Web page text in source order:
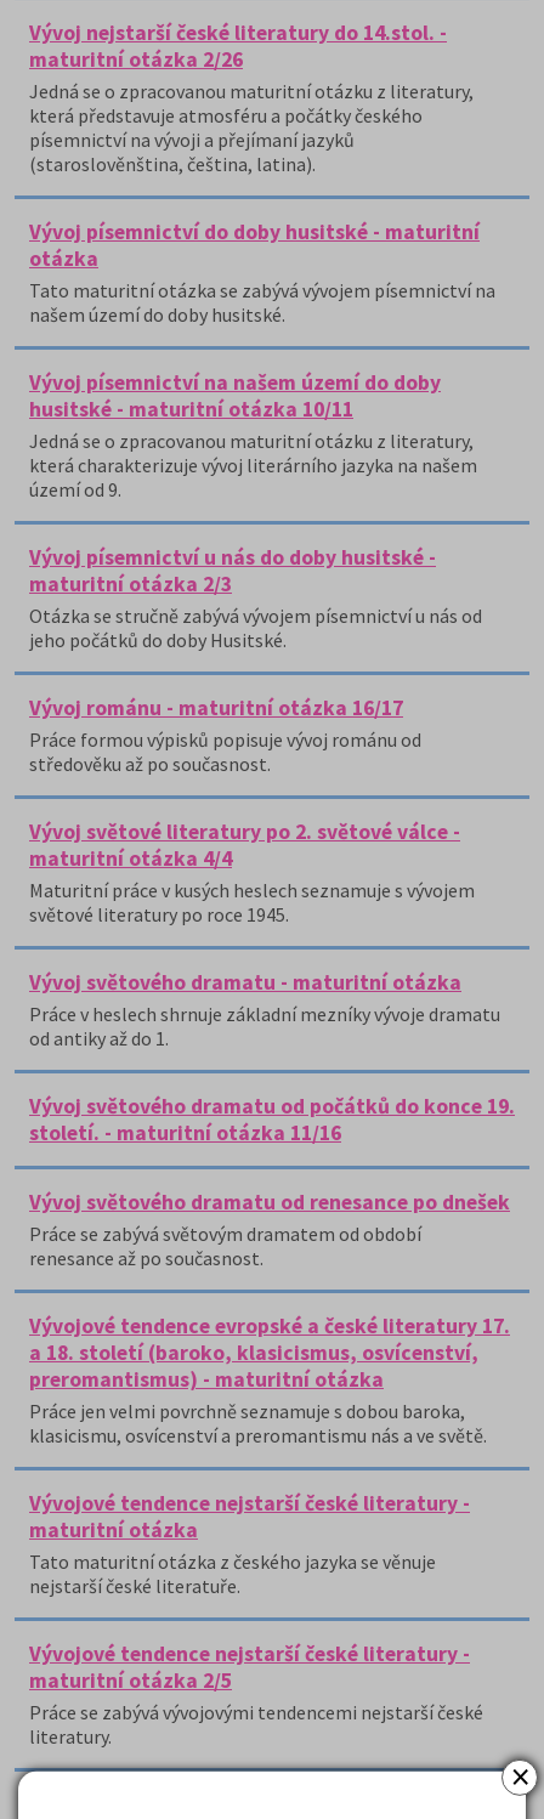
×
Vývoj nejstarší české literatury do 14.stol. -
maturitní otázka 2/26
Jedná se o zpracovanou maturitní otázku z literatury,
která představuje atmosféru a počátky českého
písemnictví na vývoji a přejímaní jazyků
(staroslověnština, čeština, latina).
Vývoj písemnictví do doby husitské - maturitní
otázka
Tato maturitní otázka se zabývá vývojem písemnictví na
našem území do doby husitské.
Vývoj písemnictví na našem území do doby
husitské - maturitní otázka 10/11
Jedná se o zpracovanou maturitní otázku z literatury,
která charakterizuje vývoj literárního jazyka na našem
území od 9.
Vývoj písemnictví u nás do doby husitské -
maturitní otázka 2/3
Otázka se stručně zabývá vývojem písemnictví u nás od
jeho počátků do doby Husitské.
Vývoj románu - maturitní otázka 16/17
Práce formou výpisků popisuje vývoj románu od
středověku až po současnost.
Vývoj světové literatury po 2. světové válce -
maturitní otázka 4/4
Maturitní práce v kusých heslech seznamuje s vývojem
světové literatury po roce 1945.
Vývoj světového dramatu - maturitní otázka
Práce v heslech shrnuje základní mezníky vývoje dramatu
od antiky až do 1.
Vývoj světového dramatu od počátků do konce 19.
století. - maturitní otázka 11/16
Vývoj světového dramatu od renesance po dnešek
Práce se zabývá světovým dramatem od období
renesance až po současnost.
Vývojové tendence evropské a české literatury 17.
a 18. století (baroko, klasicismus, osvícenství,
preromantismus) - maturitní otázka
Práce jen velmi povrchně seznamuje s dobou baroka,
klasicismu, osvícenství a preromantismu nás a ve světě.
Vývojové tendence nejstarší české literatury -
maturitní otázka
Tato maturitní otázka z českého jazyka se věnuje
nejstarší české literatuře.
Vývojové tendence nejstarší české literatury -
maturitní otázka 2/5
Práce se zabývá vývojovými tendencemi nejstarší české
literatury.